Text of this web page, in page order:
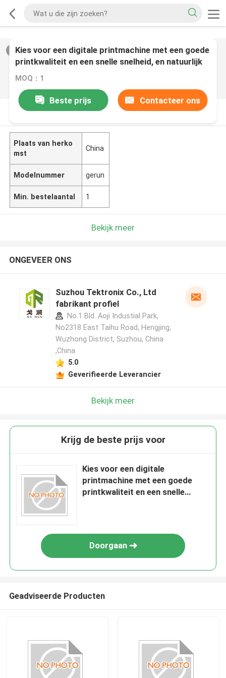
/0
Kies voor een digitale printmachine met een goede
printkwaliteit en een snelle snelheid, en natuurlijk
voor Gerium.
MOQ：1
Beste prijs
Contacteer ons
PRODUCTOMSCHRIJVING
Plaats van herko
mst
China
Modelnummer gerun
Min. bestelaantal 1
Bekijk meer
ONGEVEER ONS
Suzhou Tektronix Co., Ltd
fabrikant profiel
No.1 Bld. Aoji Industial Park,
No2318 East Taihu Road, Hengjing,
Wuzhong District, Suzhou, China
,China
5.0
Geverifieerde Leverancier
Bekijk meer
Krijg de beste prijs voor
Kies voor een digitale
printmachine met een goede
printkwaliteit en een snelle
Doorgaan
Geadviseerde Producten